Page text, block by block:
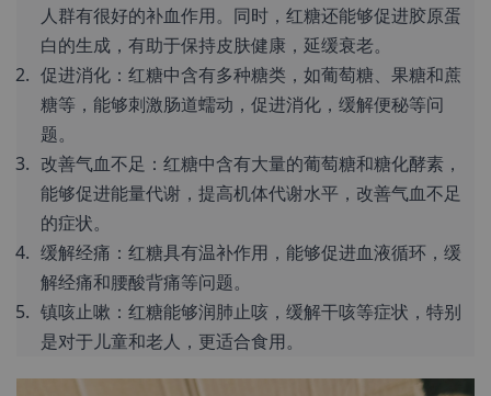
人群有很好的补血作用。同时，红糖还能够促进胶原蛋
白的生成，有助于保持皮肤健康，延缓衰老。
促进消化：红糖中含有多种糖类，如葡萄糖、果糖和蔗
糖等，能够刺激肠道蠕动，促进消化，缓解便秘等问
题。
改善气血不足：红糖中含有大量的葡萄糖和糖化酵素，
能够促进能量代谢，提高机体代谢水平，改善气血不足
的症状。
缓解经痛：红糖具有温补作用，能够促进血液循环，缓
解经痛和腰酸背痛等问题。
镇咳止嗽：红糖能够润肺止咳，缓解干咳等症状，特别
是对于儿童和老人，更适合食用。